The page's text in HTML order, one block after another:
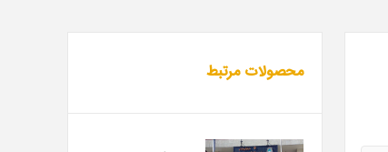
محصولات مرتبط